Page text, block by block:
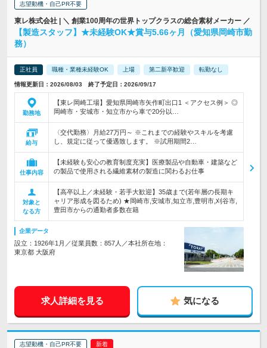
志望動機・自己PR不要
東レ株式会社 | ＼ 創業100周年の世界トップクラスの総合素材メーカー ／
【製造スタッフ】★未経験OK★賞与5.66ヶ月（愛知県岡崎市勤
務）
正社員 職種・業種未経験OK 上場 第二新卒歓迎 転勤なし
情報更新日：2026/08/03 終了予定日：2026/09/17
勤務地
【東レ岡崎工場】愛知県岡崎市矢作町出口1 ＜アクセス例＞ ◎
岡崎市・安城市・知立市から車で20分以…
給与
〈交代勤務〉月給27万円～ ※これまでの経験やスキルを考慮
し、規定に従って優遇致します。 ※試用期間2…
仕事内容
【未経験も安心の教育制度充実】医療製品や自動車・建築など
の製品で使用される繊維素材の製造に関わるお仕事
対象と
なる方
【高卒以上／未経験・若手大歓迎】35歳まで(若年層の長期キ
ャリア形成を図るため) ★岡崎市,安城市,知立市,豊明市,刈谷市,
豊田市からの通勤者多数在籍
企業データ
設立：1926年1月／従業員数：857人／本社所在地：
東京都 大阪府
求人詳細を見る 気になる
志望動機・自己PR不要